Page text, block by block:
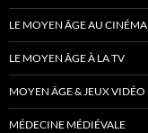
LE MOYEN ÂGE AU CINÉMA
LE MOYEN ÂGE À LA TV
MOYEN ÂGE & JEUX VIDÉO
MÉDECINE MÉDIÉVALE